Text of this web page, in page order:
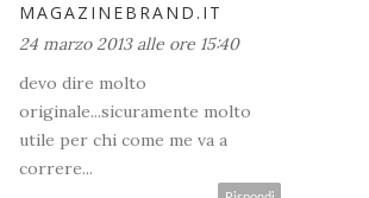
MAGAZINEBRAND.IT
24 marzo 2013 alle ore 15:40
devo dire molto
originale...sicuramente molto
utile per chi come me va a
correre...